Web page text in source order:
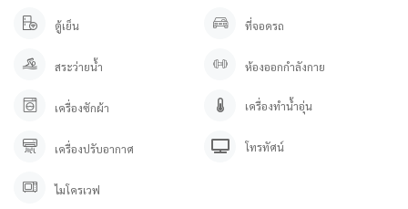
• ที่จอดรถ
• ระบบ Access Card Contro
คุณปลา 0 6 1- 0 1 9 6 3 7 6
Line OA. : https://lin.ee/YfpvBtC (@besthome)
TIKTOK : www.tiktok.com/@besthome_condo
ตู้เย็น ที่จอดรถ
สระว่ายน้ำ ห้องออกกำลังกาย
เครื่องซักผ้า เครื่องทำน้ำอุ่น
เครื่องปรับอากาศ โทรทัศน์
ไมโครเวฟ